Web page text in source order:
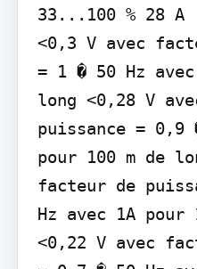
33...100 % 28 A
<0,3 V avec
= 1 � 50 Hz
long <0,28 V
puissance = 0,9
pour 100 m de
facteur de
Hz avec 1A pour
<0,22 V avec